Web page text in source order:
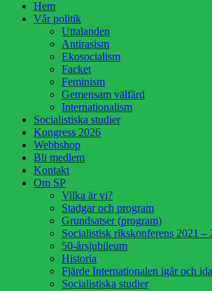
HoppaHem
Vår politik
Uttalanden
Antirasism
Ekosocialism
Facket
Feminism
Gemensam välfärd
Internationalism
Socialistiska studier
Kongress 2026
Webbshop
Bli medlem
Kontakt
Om SP
Vilka är vi?
Stadgar och program
Grundsatser (program)
Socialistisk rikskonferens 2021 –
50-årsjubileum
Historia
Fjärde Internationalen igår och
Socialistiska studier